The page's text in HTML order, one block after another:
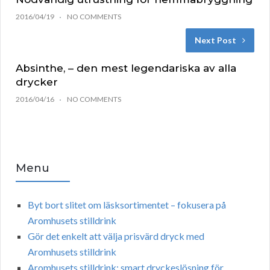
2016/04/19 NO COMMENTS
Next Post
Absinthe, – den mest legendariska av alla
drycker
2016/04/16 NO COMMENTS
Menu
Byt bort slitet om läsksortimentet – fokusera på
Aromhusets stilldrink
Gör det enkelt att välja prisvärd dryck med
Aromhusets stilldrink
Aromhusets stilldrink: smart dryckeslösning för